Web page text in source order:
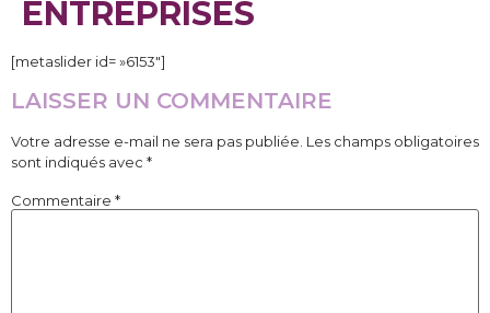
ENTREPRISES
[metaslider id= »6153″]
LAISSER UN COMMENTAIRE
Votre adresse e-mail ne sera pas publiée. Les champs obligatoires
sont indiqués avec *
Commentaire *